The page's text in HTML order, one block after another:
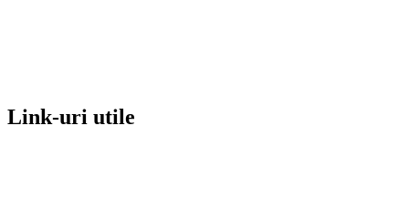
Link-uri utile